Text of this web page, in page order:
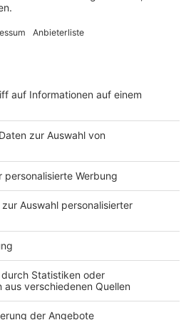
der Hans-Böckler-Stiftung vom
Die Vermögensteuer ist
sondern aufgrund der in
Ungleichheit
naheliegend! Professor
kommt zu dem Ergebnis, dass
beitragen könne, das
Besteuerung, …
von_red